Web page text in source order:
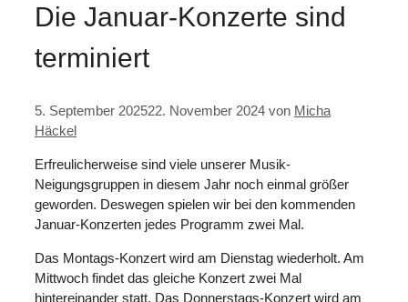
Die Januar-Konzerte sind
terminiert
5. September 202522. November 2024 von Micha
Häckel
Erfreulicherweise sind viele unserer Musik-
Neigungsgruppen in diesem Jahr noch einmal größer
geworden. Deswegen spielen wir bei den kommenden
Januar-Konzerten jedes Programm zwei Mal.
Das Montags-Konzert wird am Dienstag wiederholt. Am
Mittwoch findet das gleiche Konzert zwei Mal
hintereinander statt. Das Donnerstags-Konzert wird am